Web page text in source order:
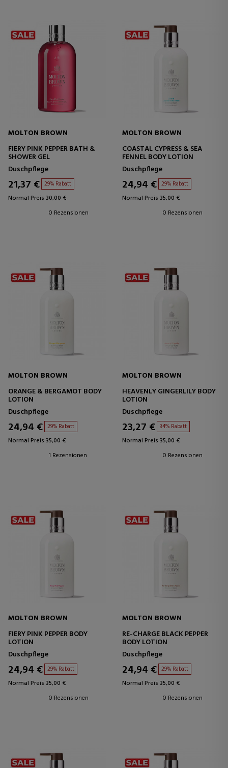
MOLTON BROWN
FIERY PINK PEPPER BATH &
SHOWER GEL
Duschpflege
21,37 € 29% Rabatt
Normal Preis 30,00 €
0 Rezensionen
MOLTON BROWN
COASTAL CYPRESS & SEA
FENNEL BODY LOTION
Duschpflege
24,94 € 29% Rabatt
Normal Preis 35,00 €
0 Rezensionen
MOLTON BROWN
ORANGE & BERGAMOT BODY
LOTION
Duschpflege
24,94 € 29% Rabatt
Normal Preis 35,00 €
1 Rezensionen
MOLTON BROWN
HEAVENLY GINGERLILY BODY
LOTION
Duschpflege
23,27 € 34% Rabatt
Normal Preis 35,00 €
0 Rezensionen
MOLTON BROWN
FIERY PINK PEPPER BODY
LOTION
Duschpflege
24,94 € 29% Rabatt
Normal Preis 35,00 €
0 Rezensionen
MOLTON BROWN
RE-CHARGE BLACK PEPPER
BODY LOTION
Duschpflege
24,94 € 29% Rabatt
Normal Preis 35,00 €
0 Rezensionen